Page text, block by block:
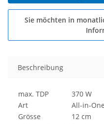
Sie möchten in
Beschreibung
max. TDP
370 W
Art
All-in-
Grösse
12 cm